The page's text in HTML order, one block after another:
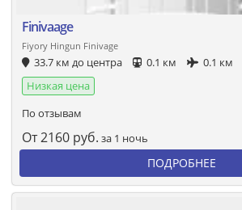
Finivaage
Fiyory Hingun Finivage
33.7 км до центра 0.1 км
0.1 км
Низкая цена
По отзывам
От2160 руб. за 1 ночь
ПОДРОБНЕЕ